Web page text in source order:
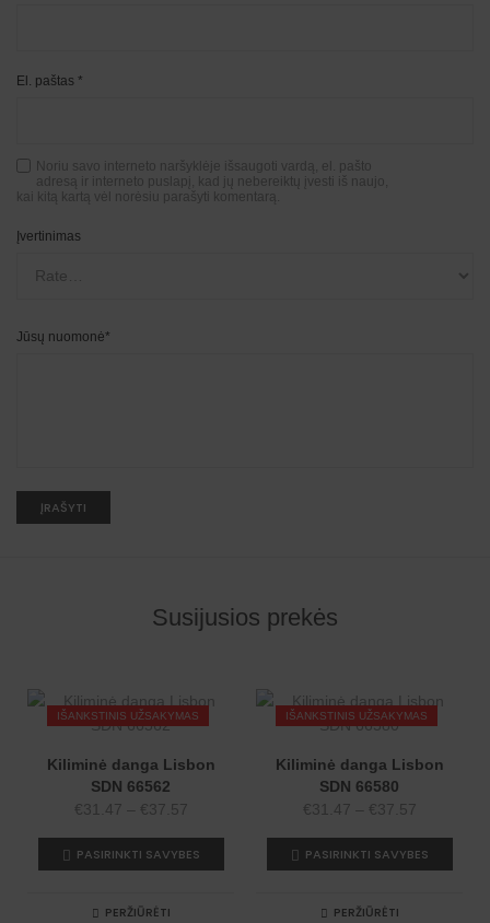
El. paštas *
Noriu savo interneto naršyklėje išsaugoti vardą, el. pašto
adresą ir interneto puslapį, kad jų nebereiktų įvesti iš naujo,
kai kitą kartą vėl norėsiu parašyti komentarą.
Įvertinimas
Jūsų nuomonė*
:
Susijusios prekės
IŠANKSTINIS UŽSAKYMAS
Kiliminė danga Lisbon
SDN 66562
€31.47 – €37.57Price
€31.47
PASIRINKTI SAVYBES
PERŽIŪRĖTI
IŠANKSTINIS UŽSAKYMAS
Kiliminė danga Lisbon
SDN 66580
€31.47 – €37.57Price
€31.47
PASIRINKTI SAVYBES
PERŽIŪRĖTI